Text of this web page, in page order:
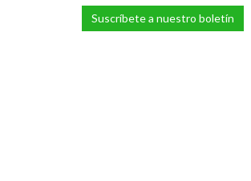
Suscríbete a nuestro boletín